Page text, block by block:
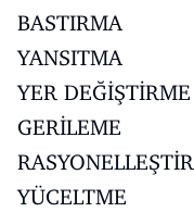
BASTIRMA
YANSITMA
YER DEĞİŞTİRME
GERİLEME
YÜCELTME